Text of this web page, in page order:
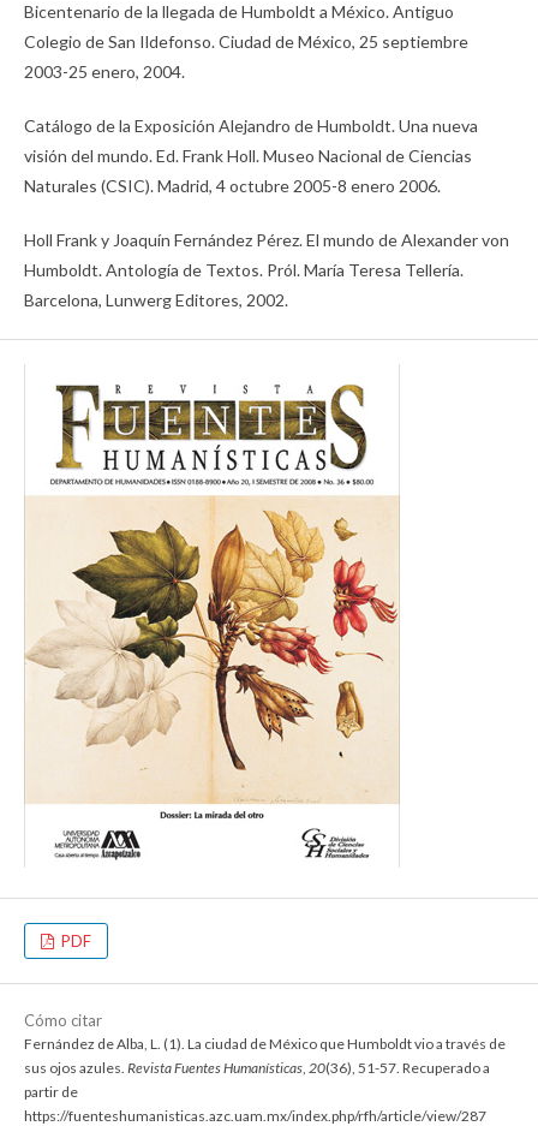
Bicentenario de la llegada de Humboldt a México. Antiguo
Colegio de San Ildefonso. Ciudad de México, 25 septiembre
2003-25 enero, 2004.
Catálogo de la Exposición Alejandro de Humboldt. Una nueva
visión del mundo. Ed. Frank Holl. Museo Nacional de Ciencias
Naturales (CSIC). Madrid, 4 octubre 2005-8 enero 2006.
Holl Frank y Joaquín Fernández Pérez. El mundo de Alexander von
Humboldt. Antología de Textos. Pról. María Teresa Tellería.
Barcelona, Lunwerg Editores, 2002.
PDF
Cómo citar
Fernández de Alba, L. (1). La ciudad de México que Humboldt vio a través de
sus ojos azules. Revista Fuentes Humanísticas, 20(36), 51-57. Recuperado a
partir de
https://fuenteshumanisticas.azc.uam.mx/index.php/rfh/article/view/287